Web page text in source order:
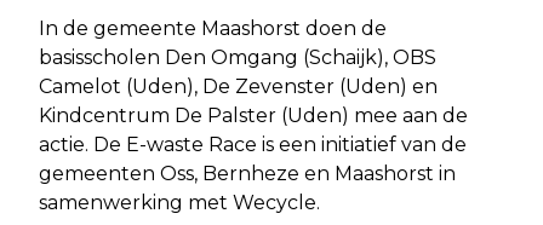
In de gemeente Maashorst doen de
basisscholen Den Omgang (Schaijk), OBS
Camelot (Uden), De Zevenster (Uden) en
Kindcentrum De Palster (Uden) mee aan de
actie. De E-waste Race is een initiatief van de
gemeenten Oss, Bernheze en Maashorst in
samenwerking met Wecycle.